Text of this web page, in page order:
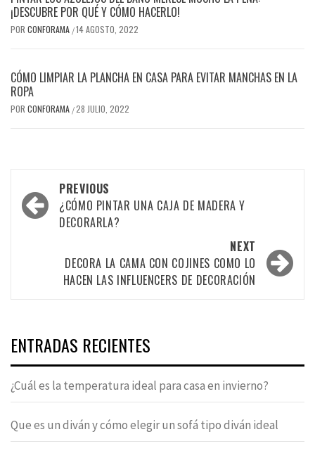
¡DESCUBRE POR QUÉ Y CÓMO HACERLO!
POR CONFORAMA /14 AGOSTO, 2022
CÓMO LIMPIAR LA PLANCHA EN CASA PARA EVITAR MANCHAS EN LA
ROPA
POR CONFORAMA /28 JULIO, 2022
Post
navigation
PREVIOUS
¿CÓMO PINTAR UNA CAJA DE MADERA Y
DECORARLA?
NEXT
DECORA LA CAMA CON COJINES COMO LO
HACEN LAS INFLUENCERS DE DECORACIÓN
ENTRADAS RECIENTES
¿Cuál es la temperatura ideal para casa en invierno?
Que es un diván y cómo elegir un sofá tipo diván ideal